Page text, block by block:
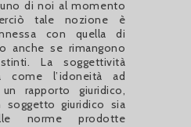
di noi al momento
tale nozione è
con quella di
anche se rimangono
La soggettività
come l’idoneità ad
rapporto giuridico,
soggetto giuridico sia
norme prodotte